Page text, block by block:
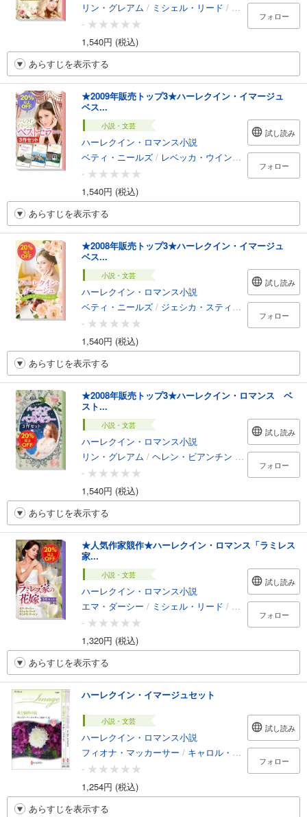
リン・グレアム / ミシェル・リード / サラ・モーガン/
-
1,540円 (税込)
フォロー
あらすじを表示する
★2009年販売トップ3★ハーレクイン・イマージュ
ベス...
小説・文芸
ハーレクイン・ロマンス小説
ベティ・ニールズ / レベッカ・ウインターズ /オリヴィ
-
1,540円 (税込)
試し読み
フォロー
あらすじを表示する
★2008年販売トップ3★ハーレクイン・イマージュ
ベス...
小説・文芸
ハーレクイン・ロマンス小説
ベティ・ニールズ / ジェシカ・スティール /テレサ・サ
-
1,540円 (税込)
試し読み
フォロー
あらすじを表示する
★2008年販売トップ3★ハーレクイン・ロマンス ベ
スト...
小説・文芸
ハーレクイン・ロマンス小説
リン・グレアム / ヘレン・ビアンチン ミランダ・リー
-
1,540円 (税込)
試し読み
フォロー
あらすじを表示する
★人気作家競作★ハーレクイン・ロマンス「ラミレス
家...
小説・文芸
ハーレクイン・ロマンス小説
エマ・ダーシー / ミシェル・リード / サンドラ・マート
-
1,320円 (税込)
試し読み
フォロー
あらすじを表示する
ハーレクイン・イマージュセット
小説・文芸
ハーレクイン・ロマンス小説
フィオナ・マッカーサー / キャロル・マリネッリ /杉本
-
1,254円 (税込)
試し読み
フォロー
あらすじを表示する